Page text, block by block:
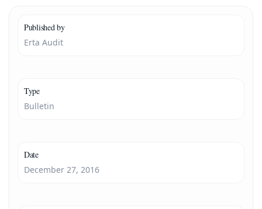
Published by
Erta Audit
Type
Bulletin
Date
December 27, 2016